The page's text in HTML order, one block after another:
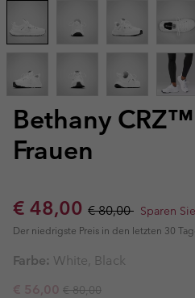
Bethany
Frauen
Sale price:
€ 48,00 Regular price:
€ 80,00 Sparen
Der niedrigste Preis in den letzten 30
Farbe: White, Black
Sale price:
€ 56,00 Regular price:
€ 80,00